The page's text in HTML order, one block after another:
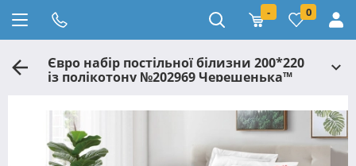
- 0
Євро набір постільної білизни 200*220
із полікотону №202969 Черешенька™